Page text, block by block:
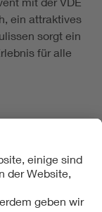
ein attraktives
sorgt ein
für alle